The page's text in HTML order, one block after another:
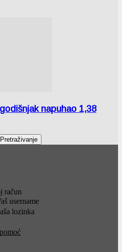
napuhao 1,38
račun
username
lozinka